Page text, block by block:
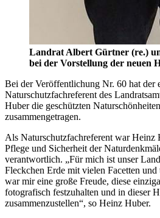
Landrat Albert Gürtner (re.)
bei der Vorstellung der neuen
Bei der Veröffentlichung Nr. 60 hat der
Naturschutzfachreferent des
Huber die geschützten
zusammengetragen.
Als Naturschutzfachreferent war Heinz
Pflege und Sicherheit der
verantwortlich. „Für mich ist unser
Fleckchen Erde mit vielen Facetten
war mir eine große Freude, diese
fotografisch festzuhalten und in dieser
zusammenzustellen“, so Heinz Huber.